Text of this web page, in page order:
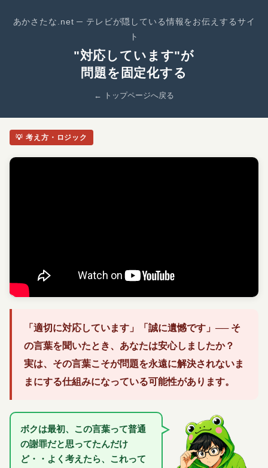
あかさたな.net ─ テレビが隠している情報をお伝えするサイ
ト
"対応しています"が
問題を固定化する
← トップページへ戻る
💡 考え方・ロジック
「適切に対応しています」「誠に遺憾です」── そ
の言葉を聞いたとき、あなたは安心しましたか？
実は、 その言葉こそが問題を永遠に解決されないま
まにする仕組みになっている可能性があります。
ボクは最初、この言葉って普通
の謝罪だと思ってたんだけ
ど・・よく考えたら、これって